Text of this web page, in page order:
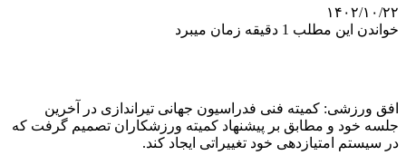
۱۴۰۲/۱۰/۲۲
خواندن این مطلب 1 دقیقه زمان میبرد
افق ورزشی: کمیته فنی فدراسیون جهانی تیراندازی در آخرین
جلسه خود و مطابق بر پیشنهاد کمیته ورزشکاران تصمیم گرفت که
در سیستم امتیازدهی خود تغییراتی ایجاد کند.